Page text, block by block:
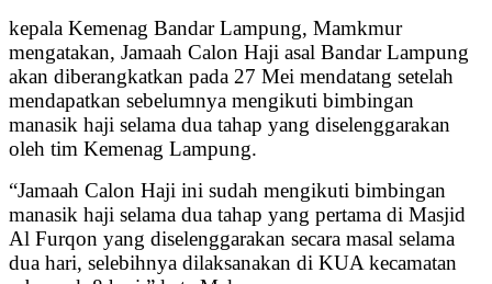
kepala Kemenag Bandar Lampung, Mamkmur
mengatakan, Jamaah Calon Haji asal Bandar Lampung
akan diberangkatkan pada 27 Mei mendatang setelah
mendapatkan sebelumnya mengikuti bimbingan
manasik haji selama dua tahap yang diselenggarakan
oleh tim Kemenag Lampung.
“Jamaah Calon Haji ini sudah mengikuti bimbingan
manasik haji selama dua tahap yang pertama di Masjid
Al Furqon yang diselenggarakan secara masal selama
dua hari, selebihnya dilaksanakan di KUA kecamatan